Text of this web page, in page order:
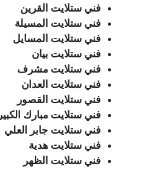
فني ستلايت القرين
فني ستلايت المسيلة
فني ستلايت المسايل
فني ستلايت بيان
فني ستلايت مشرف
فني ستلايت العدان
فني ستلايت القصور
فني ستلايت مبارك الكبير
فني ستلايت جابر العلي
فني ستلايت هدية
فني ستلايت الظهر